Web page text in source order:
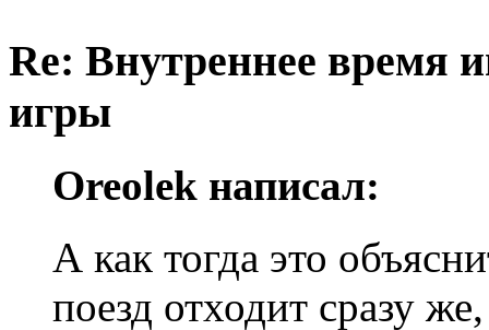
Re: Внутреннее время
игры
Oreolek написал:
А как тогда это
поезд отходит сразу